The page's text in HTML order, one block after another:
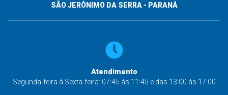
SÃO JERÔNIMO DA SERRA - PARANÁ
Atendimento
Segunda-feira à Sexta-feira: 07:45 às 11:45 e das 13:00 às 17:00